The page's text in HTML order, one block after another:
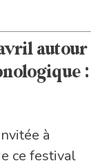
autour
:
à
ce festival